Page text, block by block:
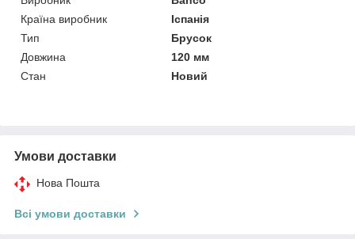
Країна виробник
Іспанія
Тип
Брусок
Довжина
120 мм
Стан
Новий
Умови доставки
Нова Пошта
Всі умови доставки